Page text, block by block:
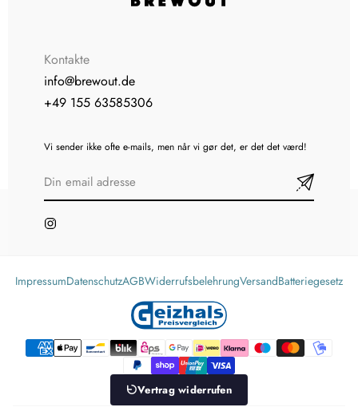
Kontakte
info@brewout.de
+49 155 63585306
Vi sender ikke ofte e-mails, men når vi gør det, er det det værd!
ImpressumDatenschutzAGBWiderrufsbelehrungVersandBatteriegesetz
Vertrag widerrufen